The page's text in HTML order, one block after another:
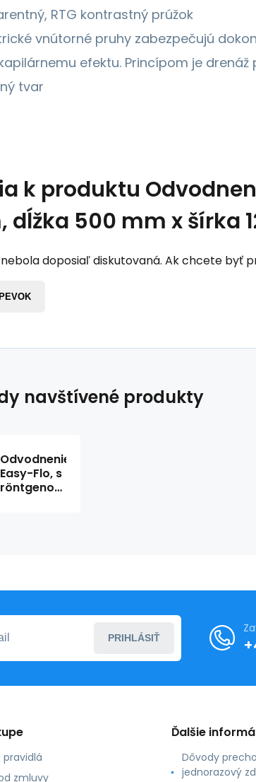
RTG kontrastný prúžok
vnútorné pruhy zabezpečujú
efektu. Princípom je
tvar
k produktu
dĺžka 500 mm x šírka
doposiaľ diskutovaná. Ak chcete byť
navštívené produkty
Odvodnenie
Easy-Flo, s
röntgenovým
PRIHLÁSIŤ
pravidlá
zmluvy
Ďalšie
Dôvody
jednorazový